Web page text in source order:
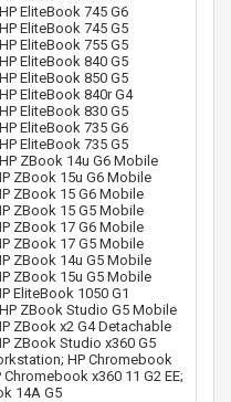
EliteBook 745 G6
EliteBook 745 G5
EliteBook 755 G5
EliteBook 840 G5
EliteBook 850 G5
EliteBook 840r G4
EliteBook 830 G5
EliteBook 735 G6
EliteBook 735 G5
ZBook 14u G6 Mobile
ZBook 15u G6 Mobile
ZBook 15 G6 Mobile
ZBook 15 G5 Mobile
ZBook 17 G6 Mobile
ZBook 17 G5 Mobile
ZBook 14u G5 Mobile
ZBook 15u G5 Mobile
EliteBook 1050 G1
ZBook Studio G5 Mobile
ZBook x2 G4 Detachable
ZBook Studio x360 G5
HP Chromebook
Chromebook x360 11 G2 EE;
14A G5